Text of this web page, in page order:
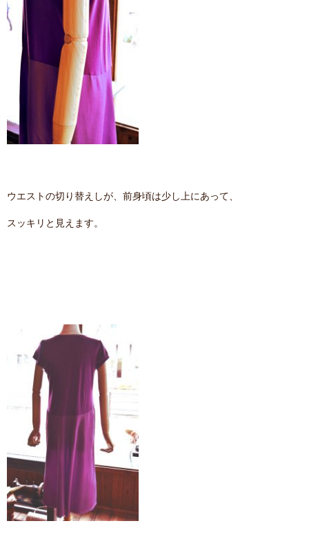
ウエストの切り替えしが、前身頃は少し上にあって、
スッキリと見えます。